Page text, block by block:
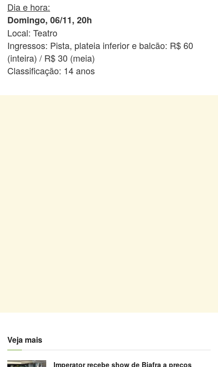
Dia e hora:
Domingo, 06/11, 20h
Local: Teatro
Ingressos: Pista, plateia inferior e balcão: R$ 60
(inteira) / R$ 30 (meia)
Classificação: 14 anos
Veja mais
Imperator recebe show de Biafra a preços